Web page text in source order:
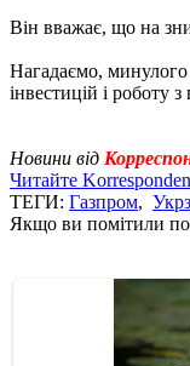
Він вважає, що на
Нагадаємо,
інвестицій і роботу
Новини від
Читайте
ТЕГИ: Газпром,
Якщо ви помітили